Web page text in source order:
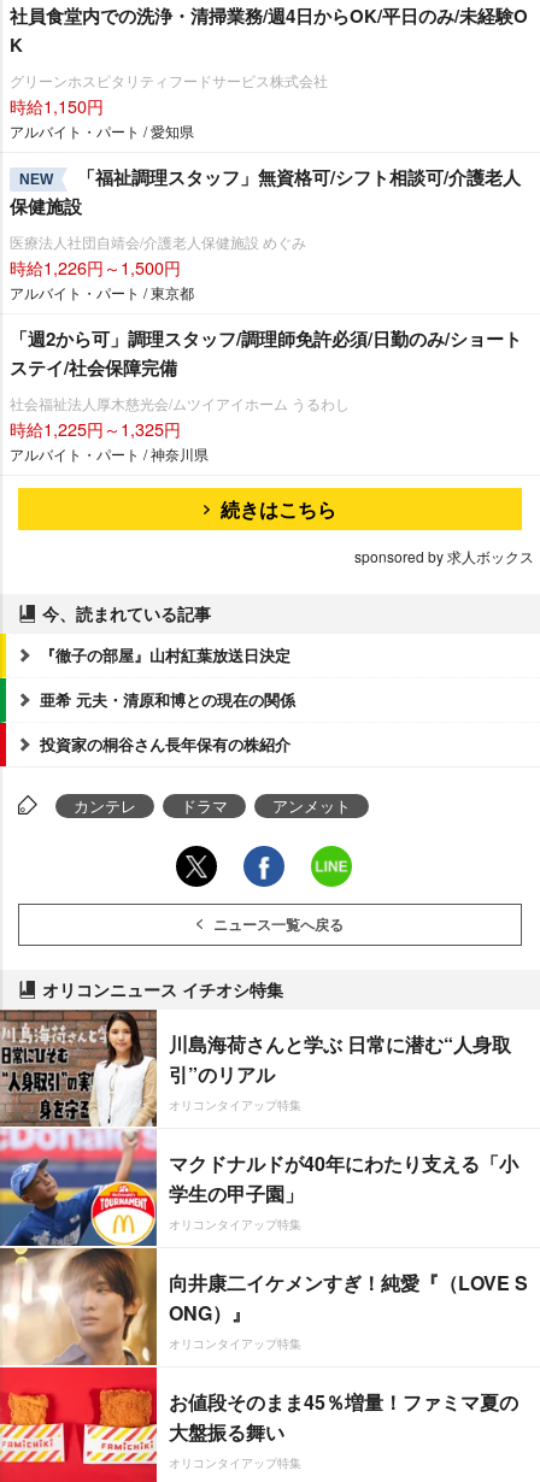
社員食堂内での洗浄・清掃業務/週4日からOK/平日のみ/未経験O
K
グリーンホスピタリティフードサービス株式会社
時給1,150円
アルバイト・パート / 愛知県
NEW
「福祉調理スタッフ」無資格可/シフト相談可/介護老人
保健施設
医療法人社団自靖会/介護老人保健施設 めぐみ
時給1,226円～1,500円
アルバイト・パート / 東京都
「週2から可」調理スタッフ/調理師免許必須/日勤のみ/ショート
ステイ/社会保障完備
社会福祉法人厚木慈光会/ムツイアイホーム うるわし
時給1,225円～1,325円
アルバイト・パート / 神奈川県
続きはこちら
sponsored by 求人ボックス
今、読まれている記事
『徹子の部屋』山村紅葉放送日決定
亜希 元夫・清原和博との現在の関係
投資家の桐谷さん長年保有の株紹介
カンテレ ドラマ アンメット
ニュース一覧へ戻る
オリコンニュース イチオシ特集
川島海荷さんと学ぶ 日常に潜む“人身取
引”のリアル
オリコンタイアップ特集
マクドナルドが40年にわたり支える「小
学生の甲子園」
オリコンタイアップ特集
向井康二イケメンすぎ！純愛『（LOVE S
ONG）』
オリコンタイアップ特集
お値段そのまま45％増量！ファミマ夏の
大盤振る舞い
オリコンタイアップ特集